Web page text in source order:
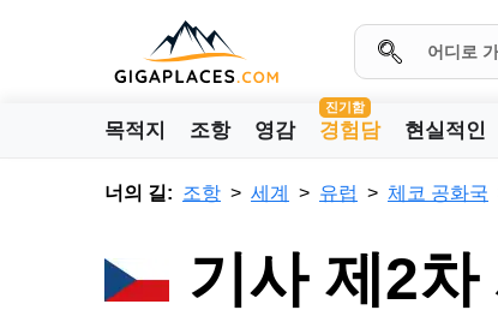
목적지 조항 영감
진기함
경험담 현실적인
너의 길: 조항 세계 유럽 체코 공화국
기사 제2